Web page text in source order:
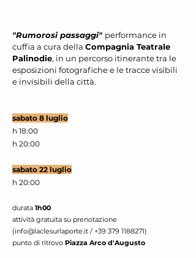
"Rumorosi passaggi" performance in
cuffia a cura della Compagnia Teatrale
Palinodie, in un percorso itinerante tra le
esposizioni fotografiche e le tracce visibili
e invisibili della città.
sabato 8 luglio
h 18:00
h 20:00
sabato 22 luglio
h 20:00
durata 1h00
attività gratuita su prenotazione
(info@laclesurlaporte.it / +39 379 1188271)
punto di ritrovo Piazza Arco d'Augusto